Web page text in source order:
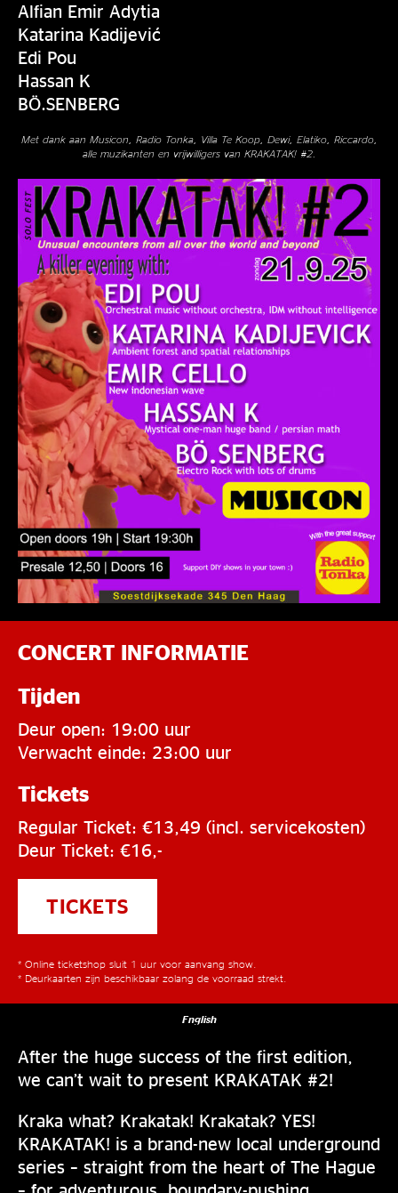
Alfian Emir Adytia
Katarina Kadijević
Edi Pou
Hassan K
BÖ.SENBERG
Met dank aan Musicon, Radio Tonka, Villa Te Koop, Dewi, Elatiko, Riccardo,
alle muzikanten en vrijwilligers van KRAKATAK! #2.
CONCERT INFORMATIE
Tijden
Deur open: 19:00 uur
Verwacht einde: 23:00 uur
Tickets
Regular Ticket: €13,49 (incl. servicekosten)
Deur Ticket: €16,-
TICKETS
* Online ticketshop sluit 1 uur voor aanvang show.
* Deurkaarten zijn beschikbaar zolang de voorraad strekt.
English
After the huge success of the first edition,
we can’t wait to present KRAKATAK #2!
Kraka what? Krakatak! Krakatak? YES!
KRAKATAK! is a brand-new local underground
series – straight from the heart of The Hague